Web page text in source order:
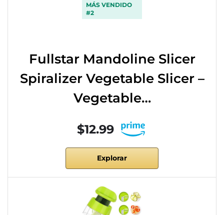
MÁS VENDIDO
#2
Fullstar Mandoline Slicer
Spiralizer Vegetable Slicer –
Vegetable…
$12.99
Explorar